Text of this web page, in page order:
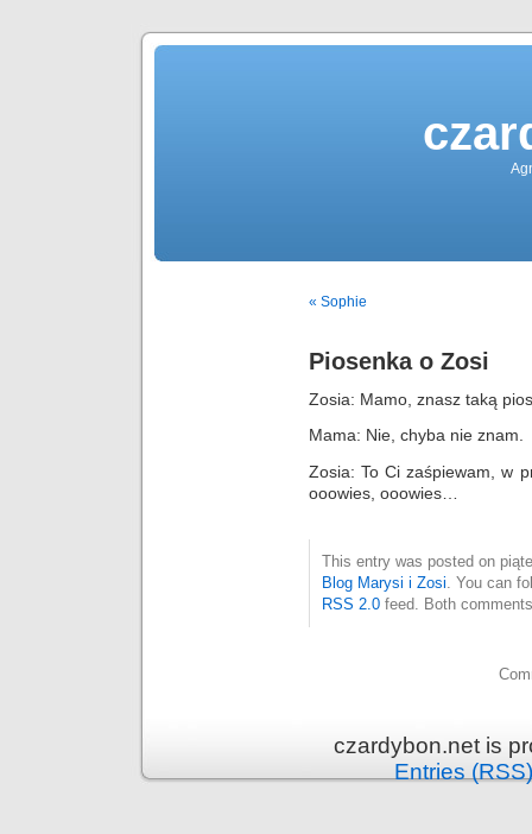
« Sophie
Piosenka o Zosi
Zosia: Mamo, znasz taką
Mama: Nie, chyba nie znam.
Zosia: To Ci zaśpiewam, w
ooowies, ooowies…
This entry was posted on
Blog Marysi i Zosi . You can
RSS 2.0 feed. Both
czardybon.net is
Entries (RSS)